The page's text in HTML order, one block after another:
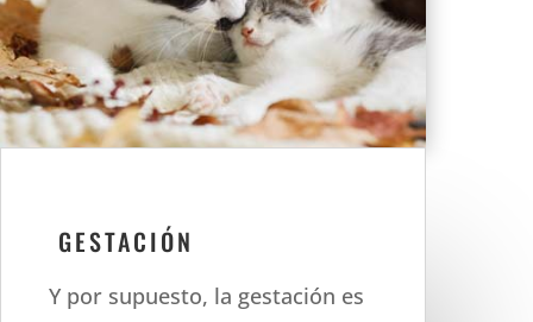
GESTACIÓN
Y por supuesto, la gestación es